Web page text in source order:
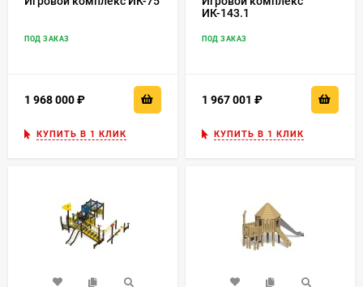
ПОД ЗАКАЗ
1 968 000
КУПИТЬ В 1 КЛИК
ИК-143.1
ПОД ЗАКАЗ
1 967 001
КУПИТЬ В 1 КЛИК